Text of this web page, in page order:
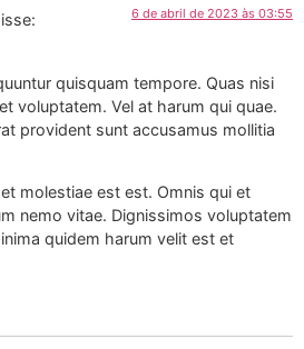
6 de abril de 2023 às 03:55
quisquam tempore. Quas nisi
voluptatem. Vel at harum qui quae.
provident sunt accusamus mollitia
molestiae est est. Omnis qui et
nemo vitae. Dignissimos voluptatem
quidem harum velit est et